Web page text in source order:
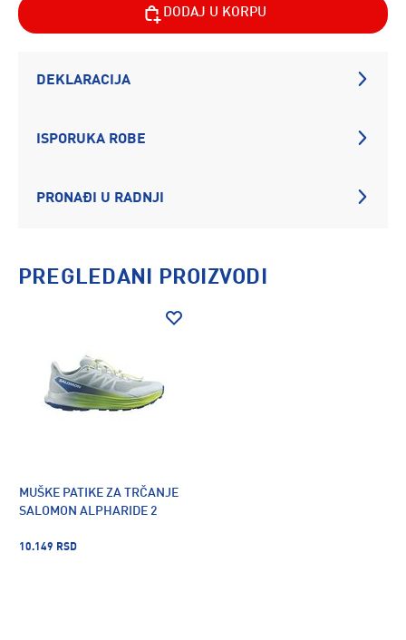
DODAJ U KORPU
DEKLARACIJA
ISPORUKA ROBE
PRONAĐI U RADNJI
PREGLEDANI PROIZVODI
MUŠKE PATIKE ZA TRČANJE
SALOMON ALPHARIDE 2
10.149 RSD